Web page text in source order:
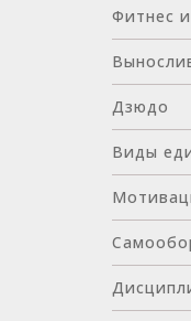
Фитнес
Дзюдо
Виды